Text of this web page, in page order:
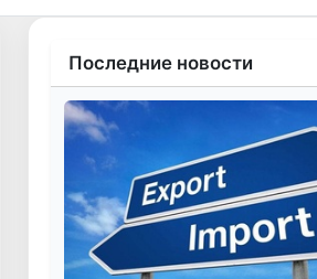
Последние новости